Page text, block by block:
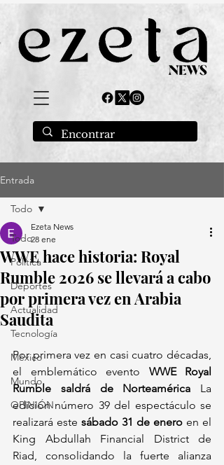
Entrada
Todo
Política
Deportes
Actualidad
Tecnología
México
Mundo
OPINIÓN
Todo
WWE hace historia: Royal
Rumble 2026 se llevará a cabo
por primera vez en Arabia
Saudita
Ezeta News
28 ene
Por primera vez en casi cuatro décadas,
el emblemático evento WWE Royal
Rumble saldrá de Norteamérica La
edición número 39 del espectáculo se
realizará este sábado 31 de enero en el
King Abdullah Financial District de
Riad, consolidando la fuerte alianza